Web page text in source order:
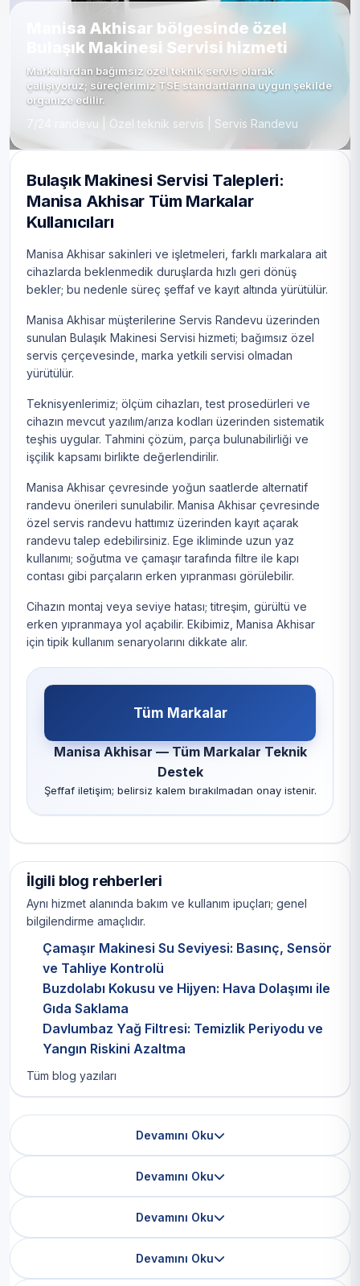
Manisa Akhisar bölgesinde özel
Bulaşık Makinesi Servisi hizmeti
Markalardan bağımsız özel teknik servis olarak
çalışıyoruz; süreçlerimiz TSE standartlarına uygun şekilde
organize edilir.
7/24 randevu | Özel teknik servis | Servis Randevu
Bulaşık Makinesi Servisi Talepleri:
Manisa Akhisar Tüm Markalar
Kullanıcıları
Manisa Akhisar sakinleri ve işletmeleri, farklı markalara ait
cihazlarda beklenmedik duruşlarda hızlı geri dönüş
bekler; bu nedenle süreç şeffaf ve kayıt altında yürütülür.
Manisa Akhisar müşterilerine Servis Randevu üzerinden
sunulan Bulaşık Makinesi Servisi hizmeti; bağımsız özel
servis çerçevesinde, marka yetkili servisi olmadan
yürütülür.
Teknisyenlerimiz; ölçüm cihazları, test prosedürleri ve
cihazın mevcut yazılım/arıza kodları üzerinden sistematik
teşhis uygular. Tahmini çözüm, parça bulunabilirliği ve
işçilik kapsamı birlikte değerlendirilir.
Manisa Akhisar çevresinde yoğun saatlerde alternatif
randevu önerileri sunulabilir. Manisa Akhisar çevresinde
özel servis randevu hattımız üzerinden kayıt açarak
randevu talep edebilirsiniz. Ege ikliminde uzun yaz
kullanımı; soğutma ve çamaşır tarafında filtre ile kapı
contası gibi parçaların erken yıpranması görülebilir.
Cihazın montaj veya seviye hatası; titreşim, gürültü ve
erken yıpranmaya yol açabilir. Ekibimiz, Manisa Akhisar
için tipik kullanım senaryolarını dikkate alır.
Tüm Markalar
Manisa Akhisar — Tüm Markalar Teknik
Destek
Şeffaf iletişim; belirsiz kalem bırakılmadan onay istenir.
İlgili blog rehberleri
Aynı hizmet alanında bakım ve kullanım ipuçları; genel
bilgilendirme amaçlıdır.
Çamaşır Makinesi Su Seviyesi: Basınç, Sensör
ve Tahliye Kontrolü
Buzdolabı Kokusu ve Hijyen: Hava Dolaşımı ile
Gıda Saklama
Davlumbaz Yağ Filtresi: Temizlik Periyodu ve
Yangın Riskini Azaltma
Tüm blog yazıları
Devamını Oku
Devamını Oku
Devamını Oku
Devamını Oku